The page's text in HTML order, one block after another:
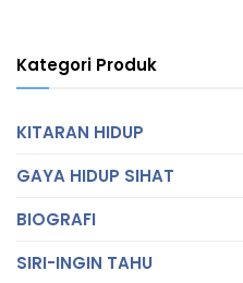
Kategori Produk
KITARAN HIDUP
GAYA HIDUP SIHAT
BIOGRAFI
SIRI-INGIN TAHU